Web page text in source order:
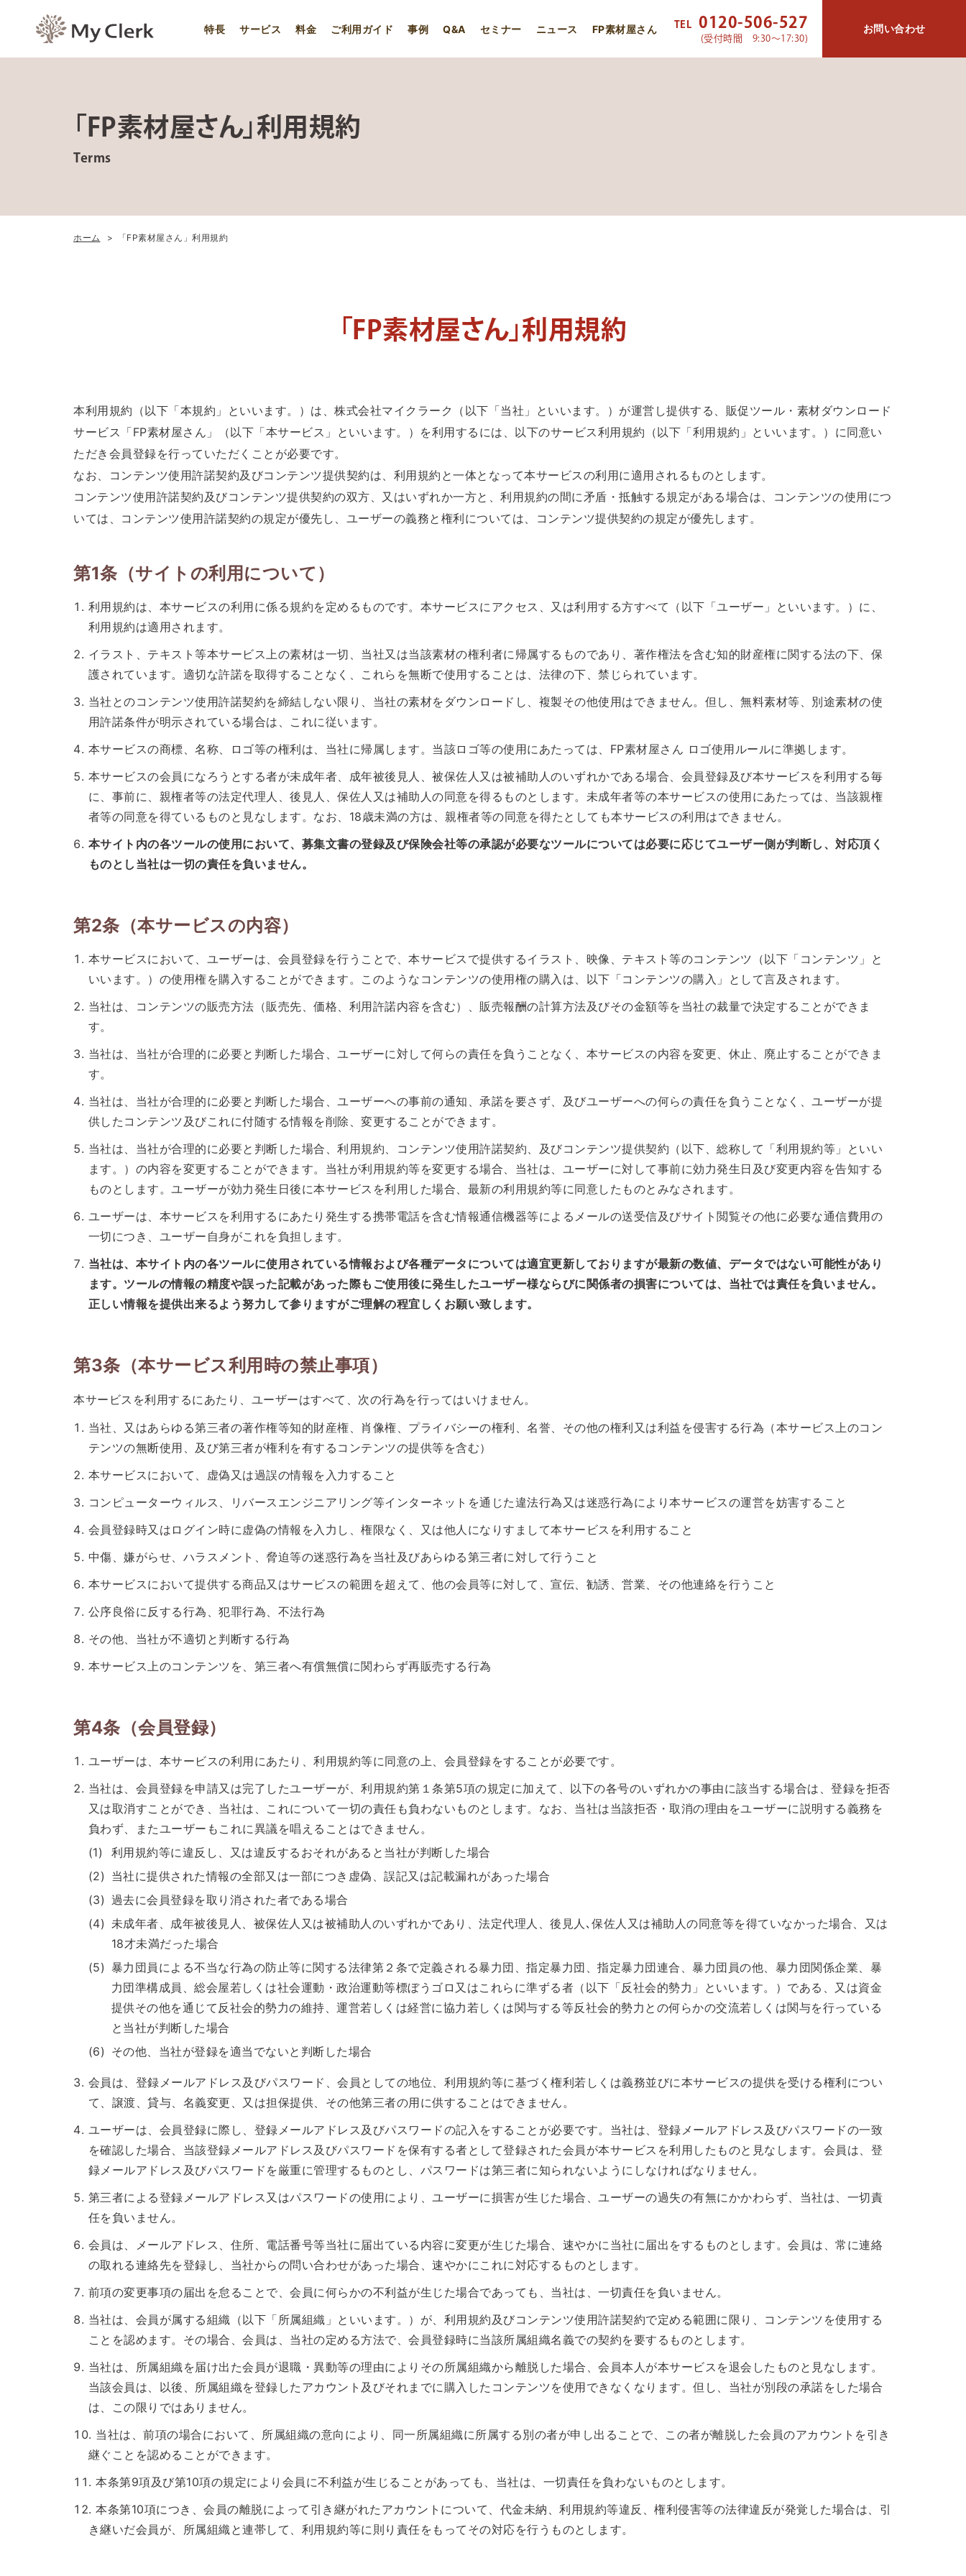
特長 サービス 料金 ご利用ガイド 事例 Q&A セミナー ニュース FP素材屋さん TEL 0120-506-527
(受付時間 9:30～17:30)
お問い合わせ
「FP素材屋さん」利用規約
Terms
ホーム 「FP素材屋さん」利用規約
「FP素材屋さん」利用規約
本利用規約（以下「本規約」といいます。）は、株式会社マイクラーク（以下「当社」といいます。）が運営し提供する、販促ツール・素材ダウンロード
サービス「FP素材屋さん」（以下「本サービス」といいます。）を利用するには、以下のサービス利用規約（以下「利用規約」といいます。）に同意い
ただき会員登録を行っていただくことが必要です。
なお、コンテンツ使用許諾契約及びコンテンツ提供契約は、利用規約と一体となって本サービスの利用に適用されるものとします。
コンテンツ使用許諾契約及びコンテンツ提供契約の双方、又はいずれか一方と、利用規約の間に矛盾・抵触する規定がある場合は、コンテンツの使用につ
いては、コンテンツ使用許諾契約の規定が優先し、ユーザーの義務と権利については、コンテンツ提供契約の規定が優先します。
第1条（サイトの利用について）
利用規約は、本サービスの利用に係る規約を定めるものです。本サービスにアクセス、又は利用する方すべて（以下「ユーザー」といいます。）に、
利用規約は適用されます。
イラスト、テキスト等本サービス上の素材は一切、当社又は当該素材の権利者に帰属するものであり、著作権法を含む知的財産権に関する法の下、保
護されています。適切な許諾を取得することなく、これらを無断で使用することは、法律の下、禁じられています。
当社とのコンテンツ使用許諾契約を締結しない限り、当社の素材をダウンロードし、複製その他使用はできません。但し、無料素材等、別途素材の使
用許諾条件が明示されている場合は、これに従います。
本サービスの商標、名称、ロゴ等の権利は、当社に帰属します。当該ロゴ等の使用にあたっては、FP素材屋さん ロゴ使用ルールに準拠します。
本サービスの会員になろうとする者が未成年者、成年被後見人、被保佐人又は被補助人のいずれかである場合、会員登録及び本サービスを利用する毎
に、事前に、親権者等の法定代理人、後見人、保佐人又は補助人の同意を得るものとします。未成年者等の本サービスの使用にあたっては、当該親権
者等の同意を得ているものと見なします。なお、18歳未満の方は、親権者等の同意を得たとしても本サービスの利用はできません。
本サイト内の各ツールの使用において、募集文書の登録及び保険会社等の承認が必要なツールについては必要に応じてユーザー側が判断し、対応頂く
ものとし当社は一切の責任を負いません。
第2条（本サービスの内容）
本サービスにおいて、ユーザーは、会員登録を行うことで、本サービスで提供するイラスト、映像、テキスト等のコンテンツ（以下「コンテンツ」と
いいます。）の使用権を購入することができます。このようなコンテンツの使用権の購入は、以下「コンテンツの購入」として言及されます。
当社は、コンテンツの販売方法（販売先、価格、利用許諾内容を含む）、販売報酬の計算方法及びその金額等を当社の裁量で決定することができま
す。
当社は、当社が合理的に必要と判断した場合、ユーザーに対して何らの責任を負うことなく、本サービスの内容を変更、休止、廃止することができま
す。
当社は、当社が合理的に必要と判断した場合、ユーザーへの事前の通知、承諾を要さず、及びユーザーへの何らの責任を負うことなく、ユーザーが提
供したコンテンツ及びこれに付随する情報を削除、変更することができます。
当社は、当社が合理的に必要と判断した場合、利用規約、コンテンツ使用許諾契約、及びコンテンツ提供契約（以下、総称して「利用規約等」といい
ます。）の内容を変更することができます。当社が利用規約等を変更する場合、当社は、ユーザーに対して事前に効力発生日及び変更内容を告知する
ものとします。ユーザーが効力発生日後に本サービスを利用した場合、最新の利用規約等に同意したものとみなされます。
ユーザーは、本サービスを利用するにあたり発生する携帯電話を含む情報通信機器等によるメールの送受信及びサイト閲覧その他に必要な通信費用の
一切につき、ユーザー自身がこれを負担します。
当社は、本サイト内の各ツールに使用されている情報および各種データについては適宜更新しておりますが最新の数値、データではない可能性があり
ます。ツールの情報の精度や誤った記載があった際もご使用後に発生したユーザー様ならびに関係者の損害については、当社では責任を負いません。
正しい情報を提供出来るよう努力して参りますがご理解の程宜しくお願い致します。
第3条（本サービス利用時の禁止事項）
本サービスを利用するにあたり、ユーザーはすべて、次の行為を行ってはいけません。
当社、又はあらゆる第三者の著作権等知的財産権、肖像権、プライバシーの権利、名誉、その他の権利又は利益を侵害する行為（本サービス上のコン
テンツの無断使用、及び第三者が権利を有するコンテンツの提供等を含む）
本サービスにおいて、虚偽又は過誤の情報を入力すること
コンピューターウィルス、リバースエンジニアリング等インターネットを通じた違法行為又は迷惑行為により本サービスの運営を妨害すること
会員登録時又はログイン時に虚偽の情報を入力し、権限なく、又は他人になりすまして本サービスを利用すること
中傷、嫌がらせ、ハラスメント、脅迫等の迷惑行為を当社及びあらゆる第三者に対して行うこと
本サービスにおいて提供する商品又はサービスの範囲を超えて、他の会員等に対して、宣伝、勧誘、営業、その他連絡を行うこと
公序良俗に反する行為、犯罪行為、不法行為
その他、当社が不適切と判断する行為
本サービス上のコンテンツを、第三者へ有償無償に関わらず再販売する行為
第4条（会員登録）
ユーザーは、本サービスの利用にあたり、利用規約等に同意の上、会員登録をすることが必要です。
当社は、会員登録を申請又は完了したユーザーが、利用規約第１条第5項の規定に加えて、以下の各号のいずれかの事由に該当する場合は、登録を拒否
又は取消すことができ、当社は、これについて一切の責任も負わないものとします。なお、当社は当該拒否・取消の理由をユーザーに説明する義務を
負わず、またユーザーもこれに異議を唱えることはできません。
利用規約等に違反し、又は違反するおそれがあると当社が判断した場合
当社に提供された情報の全部又は一部につき虚偽、誤記又は記載漏れがあった場合
過去に会員登録を取り消された者である場合
未成年者、成年被後見人、被保佐人又は被補助人のいずれかであり、法定代理人、後見人､保佐人又は補助人の同意等を得ていなかった場合、又は
18才未満だった場合
暴力団員による不当な行為の防止等に関する法律第２条で定義される暴力団、指定暴力団、指定暴力団連合、暴力団員の他、暴力団関係企業、暴
力団準構成員、総会屋若しくは社会運動・政治運動等標ぼうゴロ又はこれらに準ずる者（以下「反社会的勢力」といいます。）である、又は資金
提供その他を通じて反社会的勢力の維持、運営若しくは経営に協力若しくは関与する等反社会的勢力との何らかの交流若しくは関与を行っている
と当社が判断した場合
その他、当社が登録を適当でないと判断した場合
会員は、登録メールアドレス及びパスワード、会員としての地位、利用規約等に基づく権利若しくは義務並びに本サービスの提供を受ける権利につい
て、譲渡、貸与、名義変更、又は担保提供、その他第三者の用に供することはできません。
ユーザーは、会員登録に際し、登録メールアドレス及びパスワードの記入をすることが必要です。当社は、登録メールアドレス及びパスワードの一致
を確認した場合、当該登録メールアドレス及びパスワードを保有する者として登録された会員が本サービスを利用したものと見なします。会員は、登
録メールアドレス及びパスワードを厳重に管理するものとし、パスワードは第三者に知られないようにしなければなりません。
第三者による登録メールアドレス又はパスワードの使用により、ユーザーに損害が生じた場合、ユーザーの過失の有無にかかわらず、当社は、一切責
任を負いません。
会員は、メールアドレス、住所、電話番号等当社に届出ている内容に変更が生じた場合、速やかに当社に届出をするものとします。会員は、常に連絡
の取れる連絡先を登録し、当社からの問い合わせがあった場合、速やかにこれに対応するものとします。
前項の変更事項の届出を怠ることで、会員に何らかの不利益が生じた場合であっても、当社は、一切責任を負いません。
当社は、会員が属する組織（以下「所属組織」といいます。）が、利用規約及びコンテンツ使用許諾契約で定める範囲に限り、コンテンツを使用する
ことを認めます。その場合、会員は、当社の定める方法で、会員登録時に当該所属組織名義での契約を要するものとします。
当社は、所属組織を届け出た会員が退職・異動等の理由によりその所属組織から離脱した場合、会員本人が本サービスを退会したものと見なします。
当該会員は、以後、所属組織を登録したアカウント及びそれまでに購入したコンテンツを使用できなくなります。但し、当社が別段の承諾をした場合
は、この限りではありません。
当社は、前項の場合において、所属組織の意向により、同一所属組織に所属する別の者が申し出ることで、この者が離脱した会員のアカウントを引き
継ぐことを認めることができます。
本条第9項及び第10項の規定により会員に不利益が生じることがあっても、当社は、一切責任を負わないものとします。
本条第10項につき、会員の離脱によって引き継がれたアカウントについて、代金未納、利用規約等違反、権利侵害等の法律違反が発覚した場合は、引
き継いだ会員が、所属組織と連帯して、利用規約等に則り責任をもってその対応を行うものとします。